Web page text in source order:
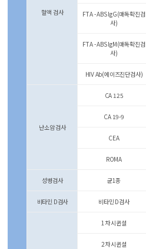
혈액 검사
FTA - ABS lgG(매독확진검
사)
FTA - ABS lgM(매독확진검
사)
HIV Ab(에이즈진단검사)
난소암 검사
CA 125
CA 19-9
CEA
ROMA
성병검사 균1종
비타민 D검사 비타민 D검사
1차 시퀸셜
2차 시퀸셜